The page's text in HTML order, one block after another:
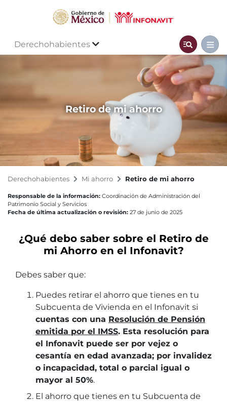
Derechohabientes
Retiro de mi ahorro
Derechohabientes Mi ahorro Retiro de mi ahorro
Responsable de la información: Coordinación de Administración del
Patrimonio Social y Servicios
Fecha de última actualización o revisión: 27 de junio de 2025
¿Qué debo saber sobre el Retiro de
mi Ahorro en el Infonavit?
Debes saber que:
Puedes retirar el ahorro que tienes en tu
Subcuenta de Vivienda en el Infonavit si
cuentas con una Resolución de Pensión
emitida por el IMSS. Esta resolución para
el Infonavit puede ser por vejez o
cesantía en edad avanzada; por invalidez
o incapacidad, total o parcial igual o
mayor al 50%.
El ahorro que tienes en tu Subcuenta de